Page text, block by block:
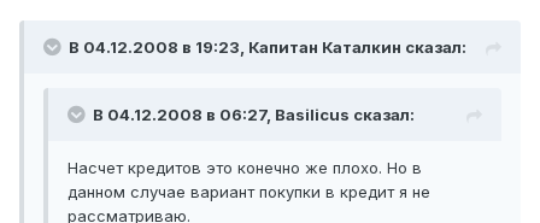
В 04.12.2008 в 19:23, Капитан Каталкин сказал:
В 04.12.2008 в 06:27, Basilicus сказал:
Насчет кредитов это конечно же плохо. Но в
данном случае вариант покупки в кредит я не
рассматриваю.